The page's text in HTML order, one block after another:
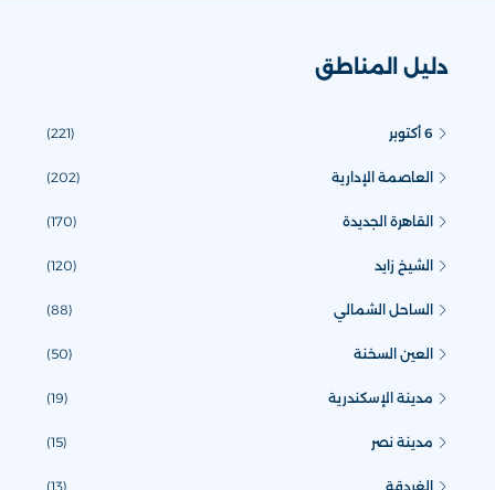
دليل المناطق
6 أكتوبر (221)
العاصمة الإدارية (202)
القاهرة الجديدة (170)
الشيخ زايد (120)
الساحل الشمالي (88)
العين السخنة (50)
مدينة الإسكندرية (19)
مدينة نصر (15)
الغردقة (13)